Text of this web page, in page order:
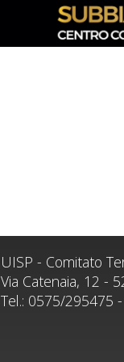
UISP - Comitato
Via Catenaia, 12 -
Tel.: 0575/295475